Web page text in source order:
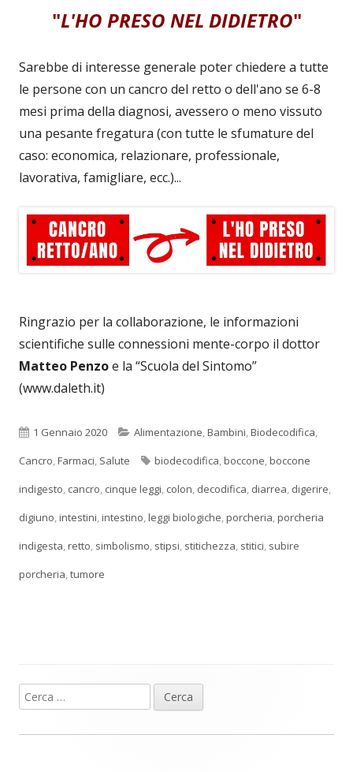
"L'HO PRESO NEL DIDIETRO"
Sarebbe di interesse generale poter chiedere a tutte
le persone con un cancro del retto o dell'ano se 6-8
mesi prima della diagnosi, avessero o meno vissuto
una pesante fregatura (con tutte le sfumature del
caso: economica, relazionare, professionale,
lavorativa, famigliare, ecc.)...
Ringrazio per la collaborazione, le informazioni
scientifiche sulle connessioni mente-corpo il dottor
Matteo Penzoe la “Scuola del Sintomo”
(www.daleth.it)
Pubblicato
1 Gennaio 2020 Categorie
Alimentazione,Bambini,Biodecodifica,
Cancro,Farmaci, Salute Tag
biodecodifica,boccone,boccone
indigesto, cancro, cinque leggi, colon, decodifica, diarrea, digerire,
digiuno,intestini,intestino,leggi biologiche,porcheria,porcheria
indigesta,retto, simbolismo, stipsi, stitichezza, stitici, subire
porcheria,tumore
Barra
laterale
Ricerca
per: